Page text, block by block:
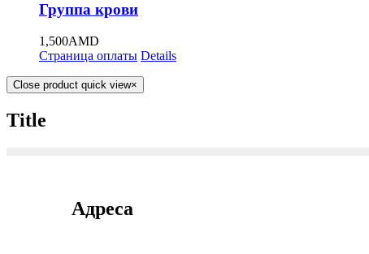
Группа крови
1,500AMD
Страница оплаты Details
Close product quick view×
Title
Адреса